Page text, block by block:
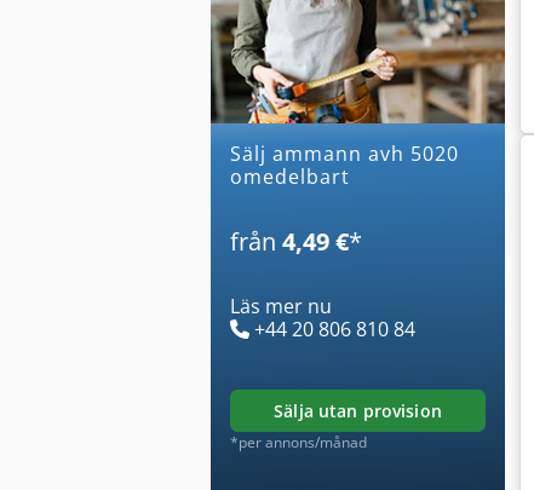
Sälj ammann avh 5020
omedelbart
från 4,49 €*
Läs mer nu
+44 20 806 810 84
sälja utan provision
*per annons/månad